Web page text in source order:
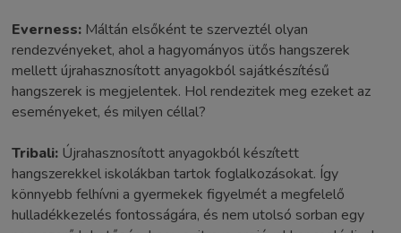
Everness: Máltán elsőként te szerveztél olyan
rendezvényeket, ahol a hagyományos ütős hangszerek
mellett újrahasznosított anyagokból sajátkészítésű
hangszerek is megjelentek. Hol rendezitek meg ezeket az
eseményeket, és milyen céllal?
Tribali: Újrahasznosított anyagokból készített
hangszerekkel iskolákban tartok foglalkozásokat. Így
könnyebb felhívni a gyermekek figyelmét a megfelelő
hulladékkezelés fontosságára, és nem utolsó sorban egy